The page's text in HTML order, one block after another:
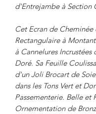
d'Entrejambe à Section
Cet Ecran de Cheminée
Rectangulaire à
à Cannelures Incrustées
Doré. Sa Feuille
d'un Joli Brocart de
dans les Tons Vert et
Passementerie. Belle et
Ornementation de